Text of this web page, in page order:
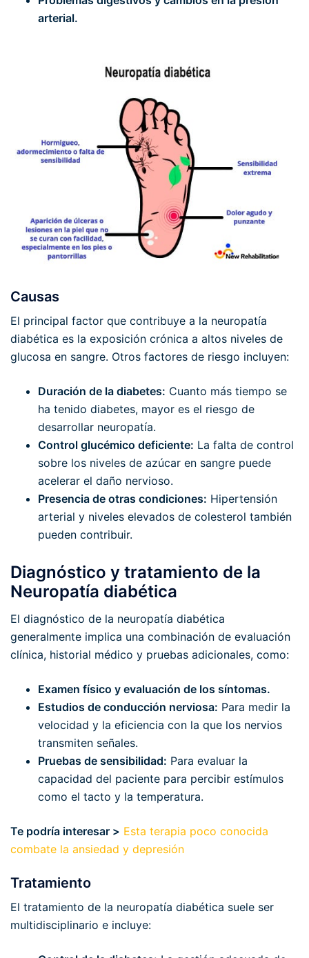
arterial.
Causas
El principal factor que contribuye a la neuropatía
diabética es la exposición crónica a altos niveles de
glucosa en sangre. Otros factores de riesgo incluyen:
Duración de la diabetes: Cuanto más tiempo se
ha tenido diabetes, mayor es el riesgo de
desarrollar neuropatía.
Control glucémico deficiente: La falta de control
sobre los niveles de azúcar en sangre puede
acelerar el daño nervioso.
Presencia de otras condiciones: Hipertensión
arterial y niveles elevados de colesterol también
pueden contribuir.
Diagnóstico y tratamiento de la
Neuropatía diabética
El diagnóstico de la neuropatía diabética
generalmente implica una combinación de evaluación
clínica, historial médico y pruebas adicionales, como:
Examen físico y evaluación de los síntomas.
Estudios de conducción nerviosa: Para medir la
velocidad y la eficiencia con la que los nervios
transmiten señales.
Pruebas de sensibilidad: Para evaluar la
capacidad del paciente para percibir estímulos
como el tacto y la temperatura.
Te podría interesar > Esta terapia poco conocida
combate la ansiedad y depresión
Tratamiento
El tratamiento de la neuropatía diabética suele ser
multidisciplinario e incluye: